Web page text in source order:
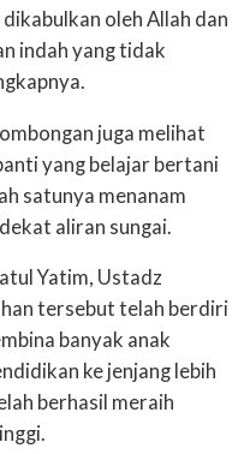
oleh Allah dan
indah yang tidak
juga melihat
yang belajar bertani
satunya menanam
aliran sungai.
Yatim, Ustadz
tersebut telah berdiri
banyak anak
ke jenjang lebih
berhasil meraih